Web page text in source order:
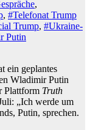
,
, #Telefonat Trump
Trump, #Ukraine-
Putin
ein geplantes
Wladimir Putin
Plattform Truth
„Ich werde um
Putin, sprechen.